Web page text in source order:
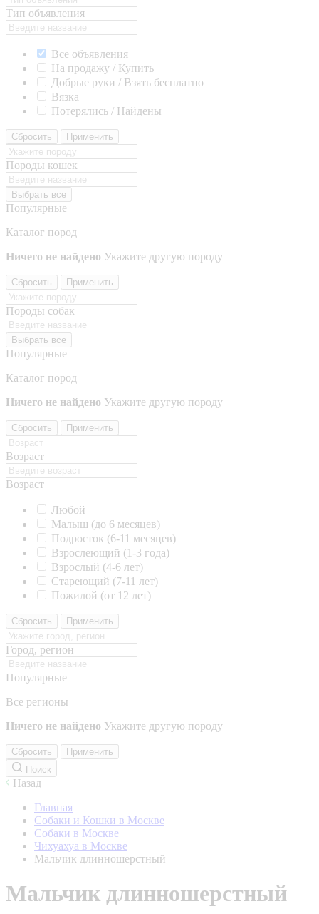
Тип объявления
Все объявления
На продажу / Купить
Добрые руки / Взять бесплатно
Вязка
Потерялись / Найдены
Сбросить Применить
Породы кошек
Выбрать все
Популярные
Каталог пород
Ничего не найдено Укажите другую породу
Сбросить Применить
Породы собак
Выбрать все
Популярные
Каталог пород
Ничего не найдено Укажите другую породу
Сбросить Применить
Возраст
Возраст
Любой
Малыш (до 6 месяцев)
Подросток (6-11 месяцев)
Взрослеющий (1-3 года)
Взрослый (4-6 лет)
Стареющий (7-11 лет)
Пожилой (от 12 лет)
Сбросить Применить
Город, регион
Популярные
Все регионы
Ничего не найдено Укажите другую породу
Сбросить
Применить
Поиск
Назад
Главная
Собаки и Кошки в Москве
Собаки в Москве
Чихуахуа в Москве
Мальчик длинношерстный
Мальчик длинношерстный